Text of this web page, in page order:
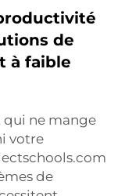
de
à faible
qui ne mange
votre
de